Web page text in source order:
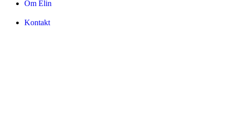
Om Elin
Kontakt